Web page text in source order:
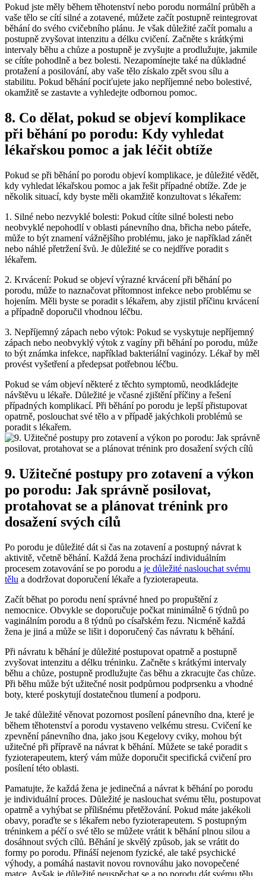
Pokud jste měly během těhotenství nebo porodu normální průběh a
vaše tělo se cítí silné a zotavené, můžete začít postupně reintegrovat
běhání do svého cvičebního plánu. Je však důležité začít pomalu a
postupně zvyšovat intenzitu a délku cvičení. Začněte s krátkými
intervaly běhu a chůze a postupně je zvyšujte a prodlužujte, jakmile
se cítíte pohodlně a bez bolesti. Nezapomínejte také na důkladné
protažení a posilování, aby vaše tělo získalo zpět svou sílu a
stabilitu. Pokud běhání pociťujete jako nepříjemné nebo bolestivé,
okamžitě se zastavte a vyhledejte odbornou pomoc.
8. Co dělat, pokud se objeví komplikace
při běhání po porodu: Kdy vyhledat
lékařskou pomoc a jak léčit obtíže
Pokud se při běhání po porodu objeví komplikace, je důležité vědět,
kdy vyhledat lékařskou pomoc a jak řešit případné obtíže. Zde je
několik situací, kdy byste měli okamžitě konzultovat s lékařem:
1. Silné nebo nezvyklé bolesti: Pokud cítíte silné bolesti nebo
neobvyklé nepohodlí v oblasti pánevního dna, břicha nebo páteře,
může to být znamení vážnějšího problému, jako je například zánět
nebo náhlé přetržení švů. Je důležité se co nejdříve poradit s
lékařem.
2. Krvácení: Pokud se objeví výrazné krvácení při běhání po
porodu, může to naznačovat přítomnost infekce nebo problému se
hojením. Měli byste se poradit s lékařem, aby zjistil příčinu krvácení
a případně doporučil vhodnou léčbu.
3. Nepříjemný zápach nebo výtok: Pokud se vyskytuje nepříjemný
zápach nebo neobvyklý výtok z vagíny při běhání po porodu, může
to být známka infekce, například bakteriální vaginózy. Lékař by měl
provést vyšetření a předepsat potřebnou léčbu.
Pokud se vám objeví některé z těchto symptomů, neodkládejte
návštěvu u lékaře. Důležité je včasné zjištění příčiny a řešení
případných komplikací. Při běhání po porodu je lepší přistupovat
opatrně, poslouchat své tělo a v případě jakýchkoli problémů se
poradit s lékařem.
9. Užitečné postupy pro zotavení a výkon
po porodu: Jak správně posilovat,
protahovat se a plánovat trénink pro
dosažení svých cílů
Po porodu je důležité dát si čas na zotavení a postupný návrat k
aktivitě, včetně běhání. Každá žena prochází individuálním
procesem zotavování se po porodu a je důležité naslouchat svému
tělu a dodržovat doporučení lékaře a fyzioterapeuta.
Začít běhat po porodu není správné hned po propuštění z
nemocnice. Obvykle se doporučuje počkat minimálně 6 týdnů po
vaginálním porodu a 8 týdnů po císařském řezu. Nicméně každá
žena je jiná a může se lišit i doporučený čas návratu k běhání.
Při návratu k běhání je důležité postupovat opatrně a postupně
zvyšovat intenzitu a délku tréninku. Začněte s krátkými intervaly
běhu a chůze, postupně prodlužujte čas běhu a zkracujte čas chůze.
Při běhu může být užitečné nosit podpůrnou podprsenku a vhodné
boty, které poskytují dostatečnou tlumení a podporu.
Je také důležité věnovat pozornost posílení pánevního dna, které je
během těhotenství a porodu vystaveno velkému stresu. Cvičení ke
zpevnění pánevního dna, jako jsou Kegelovy cviky, mohou být
užitečné při přípravě na návrat k běhání. Můžete se také poradit s
fyzioterapeutem, který vám může doporučit specifická cvičení pro
posílení této oblasti.
Pamatujte, že každá žena je jedinečná a návrat k běhání po porodu
je individuální proces. Důležité je naslouchat svému tělu, postupovat
opatrně a vyhýbat se přílišnému přetěžování. Pokud máte jakékoli
obavy, poraďte se s lékařem nebo fyzioterapeutem. S postupným
tréninkem a péčí o své tělo se můžete vrátit k běhání plnou silou a
dosáhnout svých cílů. Běhání je skvělý způsob, jak se vrátit do
formy po porodu. Přináší nejenom fyzické, ale také psychické
výhody, a pomáhá nastavit novou rovnováhu jako novopečené
matce. Avšak je důležité neuspěchat se a po porodu dát svému tělu